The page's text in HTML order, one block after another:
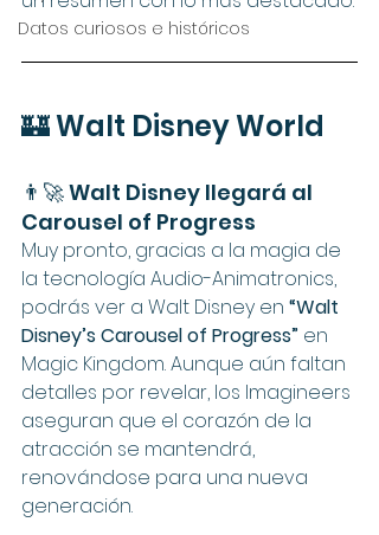
Datos curiosos e históricos
🏰 Walt Disney World
👨‍🚀 Walt Disney llegará al
Carousel of Progress
Muy pronto, gracias a la magia de
la tecnología Audio-Animatronics,
podrás ver a Walt Disney en “Walt
Disney’s Carousel of Progress” en
Magic Kingdom. Aunque aún faltan
detalles por revelar, los Imagineers
aseguran que el corazón de la
atracción se mantendrá,
renovándose para una nueva
generación.